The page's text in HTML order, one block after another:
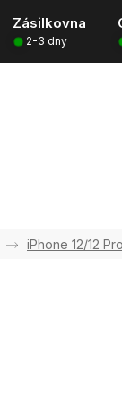
Zásilkovna
2-3 dny
iPhone 12/12 Pro